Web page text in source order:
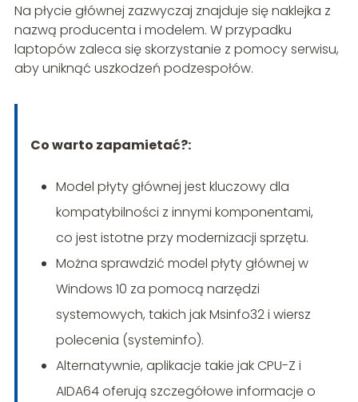
Na płycie głównej zazwyczaj znajduje się naklejka z
nazwą producenta i modelem. W przypadku
laptopów zaleca się skorzystanie z pomocy serwisu,
aby uniknąć uszkodzeń podzespołów.
Co warto zapamietać?:
Model płyty głównej jest kluczowy dla
kompatybilności z innymi komponentami,
co jest istotne przy modernizacji sprzętu.
Można sprawdzić model płyty głównej w
Windows 10 za pomocą narzędzi
systemowych, takich jak Msinfo32 i wiersz
polecenia (systeminfo).
Alternatywnie, aplikacje takie jak CPU-Z i
AIDA64 oferują szczegółowe informacje o